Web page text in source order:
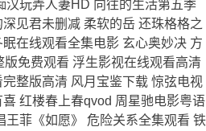
汉玩弄人妻HD 向往的生活第五季
见君未删减 柔软的岳 还珠格格之
在线观看全集电影 玄心奥妙决 方
免费观看 浮生影视在线观看高清
整版高清 风月宝鉴下载 惊弦电视
红楼春上春qvod 周星驰电影粤语
王菲《如愿》 危险关系全集观看 铁